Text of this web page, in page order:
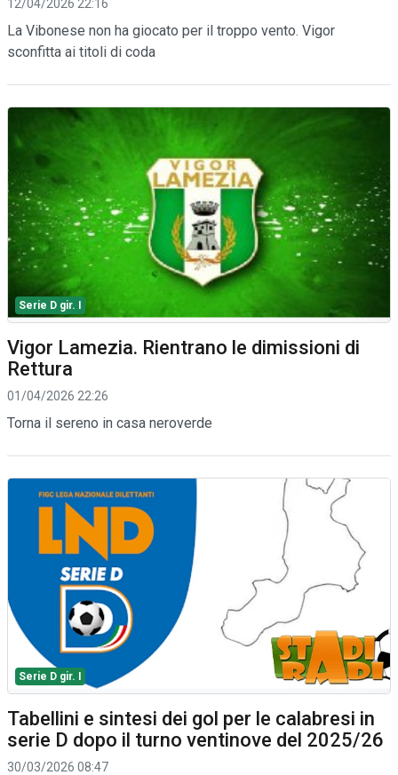
12/04/2026 22:16
La Vibonese non ha giocato per il troppo vento. Vigor
sconfitta ai titoli di coda
Serie D gir. I
Vigor Lamezia. Rientrano le dimissioni di
Rettura
01/04/2026 22:26
Torna il sereno in casa neroverde
Serie D gir. I
Tabellini e sintesi dei gol per le calabresi in
serie D dopo il turno ventinove del 2025/26
30/03/2026 08:47